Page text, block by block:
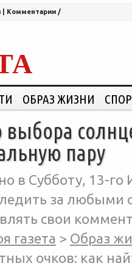
Комментарии /
ОБРАЗ ЖИЗНИ
выбора
пару
в Субботу, 13-го
за любыми
свои
газета > Образ
очков: как